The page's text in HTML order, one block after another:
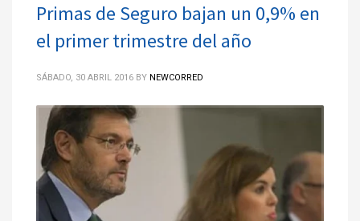
Primas de Seguro bajan un 0,9% en
el primer trimestre del año
SÁBADO, 30 ABRIL 2016 BY NEWCORRED